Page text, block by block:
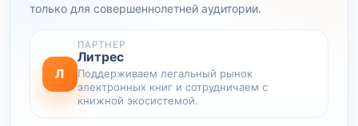
только для совершеннолетней аудитории.
Л
ПАРТНЕР
Литрес
Поддерживаем легальный рынок
электронных книг и сотрудничаем с
книжной экосистемой.